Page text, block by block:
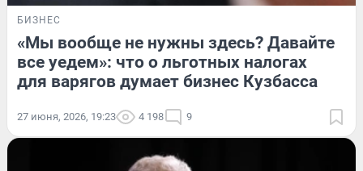
БИЗНЕС
«Мы вообще не нужны здесь? Давайте
все уедем»: что о льготных налогах
для варягов думает бизнес Кузбасса
27 июня, 2026, 19:23 4 198 9